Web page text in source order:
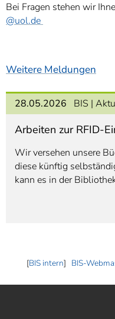
Bei Fragen stehen wir
@uol.de
Weitere Meldungen
28.05.2026 BIS
Arbeiten zur RFID-
Wir versehen unsere
diese künftig
kann es in der
[BIS intern] BIS-